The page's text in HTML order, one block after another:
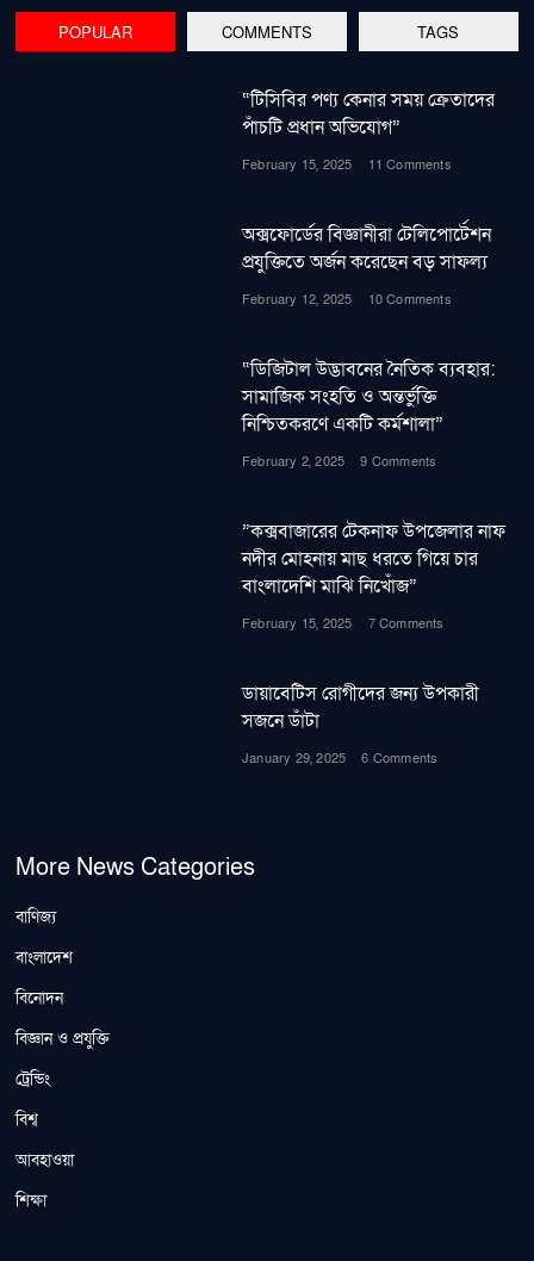
POPULAR COMMENTS TAGS
“টিসিবির পণ্য কেনার সময় ক্রেতাদের
পাঁচটি প্রধান অভিযোগ”
February 15, 2025 11 Comments
অক্সফোর্ডের বিজ্ঞানীরা টেলিপোর্টেশন
প্রযুক্তিতে অর্জন করেছেন বড় সাফল্য
February 12, 2025 10 Comments
“ডিজিটাল উদ্ভাবনের নৈতিক ব্যবহার:
সামাজিক সংহতি ও অন্তর্ভুক্তি
নিশ্চিতকরণে একটি কর্মশালা”
February 2, 2025 9 Comments
”কক্সবাজারের টেকনাফ উপজেলার নাফ
নদীর মোহনায় মাছ ধরতে গিয়ে চার
বাংলাদেশি মাঝি নিখোঁজ”
February 15, 2025 7 Comments
ডায়াবেটিস রোগীদের জন্য উপকারী
সজনে ডাঁটা
January 29, 2025 6 Comments
More News Categories
বাণিজ্য
বাংলাদেশ
বিনোদন
বিজ্ঞান ও প্রযুক্তি
ট্রেন্ডিং
বিশ্ব
আবহাওয়া
শিক্ষা